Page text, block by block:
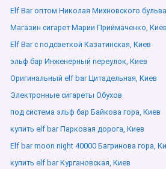
Elf Bar оптом Николая Михновского
Магазин сигарет Марии Приймаченко, Киев
Elf Bar с подсветкой Казатинская, Киев
эльф бар Инженерный переулок, Киев
Оригинальный elf bar Цитадельная, Киев
Электронные сигареты Обухов
под система эльф бар Байкова гора, Киев
купить elf bar Парковая дорога, Киев
Elf bar moon night 40000 Багринова гора,
купить elf bar Кургановская, Киев